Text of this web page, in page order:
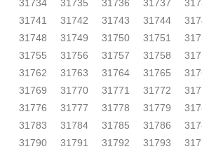
31734 31735 31736 31737
31741
31742 31743 31744
31748
31749 31750 31751
31755
31756 31757 31758
31762
31763 31764 31765
31769
31770 31771 31772
31776
31777 31778 31779
31783
31784 31785 31786
31790
31791 31792 31793